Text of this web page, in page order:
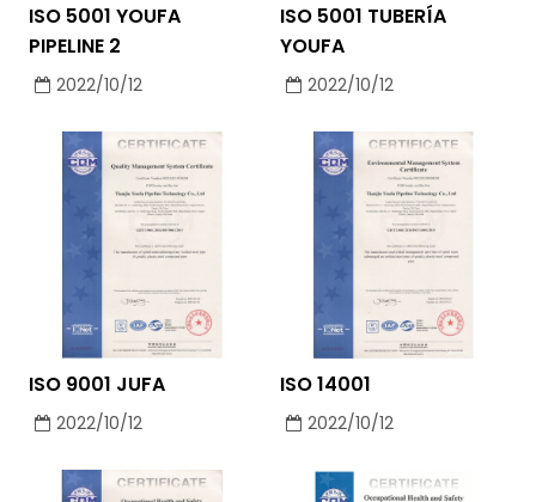
ISO 5001 YOUFA
PIPELINE 2
2022/10/12
ISO 5001 TUBERÍA
YOUFA
2022/10/12
ISO 9001 JUFA
2022/10/12
ISO 14001
2022/10/12